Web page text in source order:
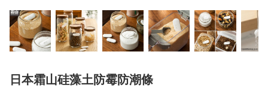
日本霜山硅藻土防霉防潮條